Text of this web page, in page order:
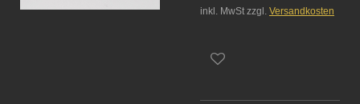
inkl. MwSt zzgl. Versandkosten